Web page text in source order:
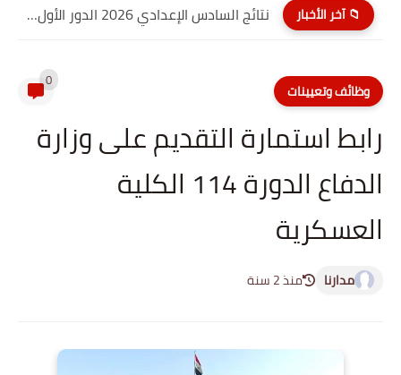
📁 آخر الأخبار نتائج السادس الإعدادي 2026 الدور الأول PDF كربلاء المقدسة| موقع...
وظائف وتعيينات 0
رابط استمارة التقديم على وزارة
الدفاع الدورة 114 الكلية
العسكرية
مدارنا منذ 2 سنة